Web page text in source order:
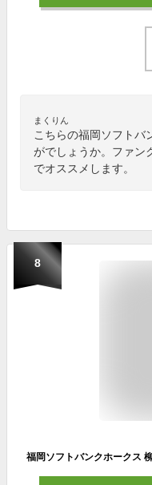
まくりん
こちらの福岡ソフトバ
がでしょうか。ファン
でオススメします。
8
福岡ソフトバンクホークス